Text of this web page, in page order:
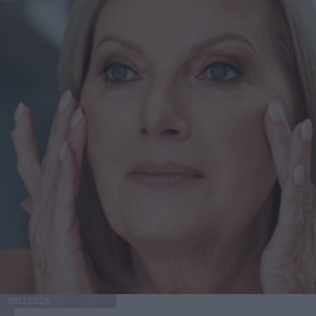
questi effetti. "Pazienti naturalmente magri che usano
questi farmaci possono riscontrare cambiamenti
significativi. Spesso appaiono emaciati a causa della
perdita di volume facciale e di una definizione ridotta della
mandibola. Tuttavia, non hanno abbastanza pelle in
motivo per cui utilizzo tecniche di rassodamento laser e
Makeover rientrano solitamente in due categorie principali,
ciascuna con trattamenti personalizzati: Per chi ha una
quantità limitata di pelle in eccesso, i trattamenti si
concentrano su tecniche di rassodamento cutaneo come la
radiofrequenza, i filler o i trasferimenti di grasso per
ripristinare il volume in viso o per interventi di aumento